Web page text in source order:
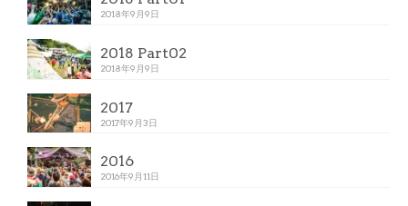
2018年9月9日
2018 Part02
2018年9月9日
2017
2017年9月3日
2016
2016年9月11日